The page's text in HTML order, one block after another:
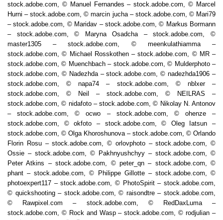
stock.adobe.com, © Manuel Fernandes – stock.adobe.com, © Marcel
Hurni – stock.adobe.com, © marcin jucha – stock.adobe.com, © Mari79
– stock.adobe.com, © Maridav – stock.adobe.com, © Markus Bormann
– stock.adobe.com, © Maryna Osadcha – stock.adobe.com, ©
master1305 – stock.adobe.com, © meenkulathiamma –
stock.adobe.com, © Michael Rosskothen – stock.adobe.com, © MR –
stock.adobe.com, © Muenchbach – stock.adobe.com, © Mulderphoto –
stock.adobe.com, © Nadezhda – stock.adobe.com, © nadezhda1906 –
stock.adobe.com, © napa74 – stock.adobe.com, © nblxer –
stock.adobe.com, © Neil – stock.adobe.com, © NEILRAS –
stock.adobe.com, © nidafoto – stock.adobe.com, © Nikolay N. Antonov
– stock.adobe.com, © ocwo – stock.adobe.com, © ohenze –
stock.adobe.com, © okfoto – stock.adobe.com, © Oleg Iatsun –
stock.adobe.com, © Olga Khoroshunova – stock.adobe.com, © Orlando
Florin Rosu – stock.adobe.com, © orlovphoto – stock.adobe.com, ©
Ossie – stock.adobe.com, © Pakhnyushchyy – stock.adobe.com, ©
Peter Atkins – stock.adobe.com, © peter_qn – stock.adobe.com, ©
phant – stock.adobe.com, © Philippe Gillotte – stock.adobe.com, ©
photoexpert117 – stock.adobe.com, © PhotoSpirit – stock.adobe.com,
© quickshooting – stock.adobe.com, © raisondtre – stock.adobe.com,
© Rawpixel.com – stock.adobe.com, © RedDaxLuma –
stock.adobe.com, © Rock and Wasp – stock.adobe.com, © rodjulian –